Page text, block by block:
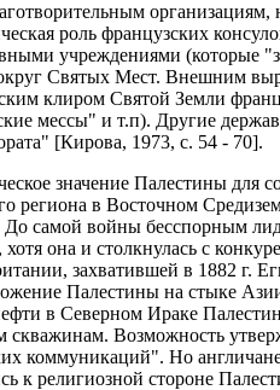
роль французских
учреждениями (которые
Святых Мест. Внешним
клиром Святой Земли
мессы" и т.п). Другие
[Кирова, 1973, с. 54 - 70].
значение Палестины для
региона в Восточном
самой войны бесспорным
она и столкнулась с
захватившей в 1882 г.
Палестины на стыке
в Северном Ираке
скважинам. Возможность
коммуникаций". Но
к религиозной стороне